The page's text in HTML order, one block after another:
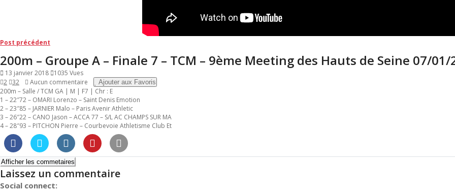
Navigation
de
l’article
Post précédent
200m – Groupe A – Finale 7 – TCM – 9ème Meeting des Hauts de Seine 07/
13 janvier 2018
1035 Vues
2 32 Aucun commentaire Ajouter aux Favoris
200m – Salle / TCM GA | M | F7 | Chr : E
1 – 22″72 – OMARI Lorenzo – Saint Denis Emotion
2 – 23″85 – JARNIER Malo – Paris Avenir Athletic
3 – 26″22 – CANO Jason – ACCA 77 – S/L AC CHAMPS SUR MA
4 – 28″93 – PITCHON Pierre – Courbevoie Athletisme Club Et
Afficher les commetaires
Laissez un commentaire
Social connect: